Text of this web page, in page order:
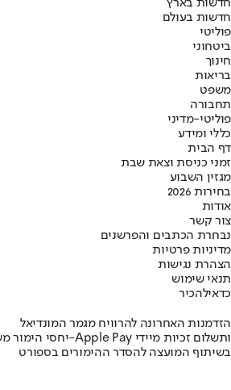
חדשות בארץ
חדשות בעולם
פוליטי
ביטחוני
חינוך
בריאות
משפט
תחבורה
פוליטי-מדיני
כללי ומידע
דף הבית
זמני כניסת וצאת שבת
מגזין השבוע
בחירות 2026
אודות
צור קשר
נבחרת הכתבים והפרשנים
מדיניות פרטיות
הצהרת נגישות
תנאי שימוש
כדאילהכיר
הזדמנות האחרונה להרוויח מגמר המונדיאל
יחסי הימור משופרים, הפקדות ב-Apple Pay ותשלום זכיות מיידי
בשיתוף המועצה להסדר ההימורים בספורט